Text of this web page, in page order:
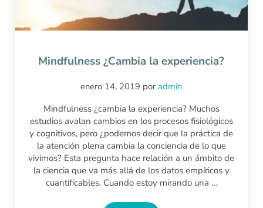
Mindfulness ¿Cambia la experiencia?
enero 14, 2019 poradmin
Mindfulness ¿cambia la experiencia? Muchos
estudios avalan cambios en los procesos fisiológicos
y cognitivos, pero ¿podemos decir que la práctica de
la atención plena cambia la conciencia de lo que
vivimos? Esta pregunta hace relación a un ámbito de
la ciencia que va más allá de los datos empíricos y
cuantificables. Cuando estoy mirando una …